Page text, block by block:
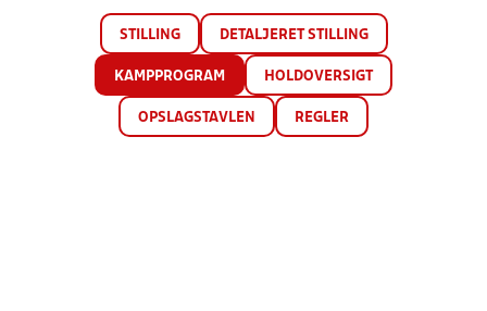
STILLING DETALJERET STILLING
KAMPPROGRAM HOLDOVERSIGT
OPSLAGSTAVLEN REGLER